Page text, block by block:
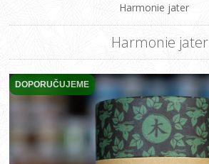
Harmonie jater
Harmonie jater
DOPORUČUJEME